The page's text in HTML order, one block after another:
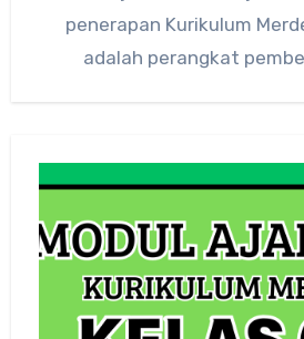
penerapan Kurikulum
adalah perangkat